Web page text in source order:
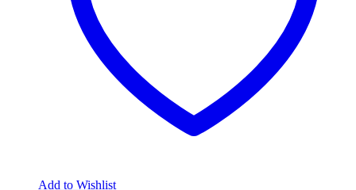
Add to Wishlist